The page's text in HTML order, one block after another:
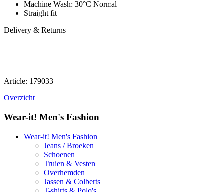
Machine Wash: 30°C Normal
Straight fit
Delivery & Returns
Article: 179033
Overzicht
Wear-it! Men's Fashion
Wear-it! Men's Fashion
Jeans / Broeken
Schoenen
Truien & Vesten
Overhemden
Jassen & Colberts
T-shirts & Polo's